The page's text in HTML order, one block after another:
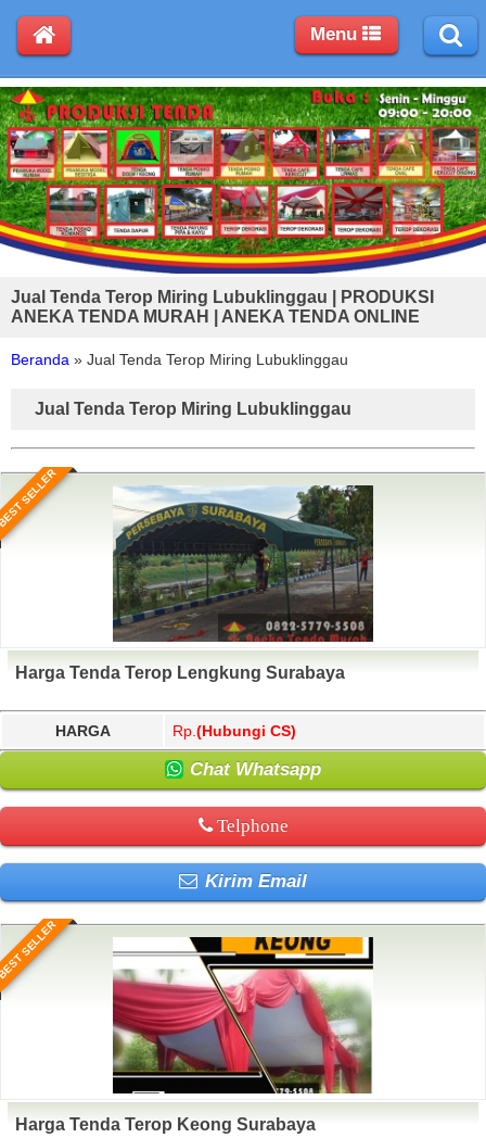
Jual Tenda Terop Miring Lubuklinggau | PRODUKSI
ANEKA TENDA MURAH | ANEKA TENDA ONLINE
Beranda » Jual Tenda Terop Miring Lubuklinggau
Jual Tenda Terop Miring Lubuklinggau
SELLER
Harga Tenda Terop Lengkung Surabaya
HARGA Rp. (Hubungi CS)
Chat Whatsapp
Telphone
Kirim Email
SELLER
Harga Tenda Terop Keong Surabaya
Menu